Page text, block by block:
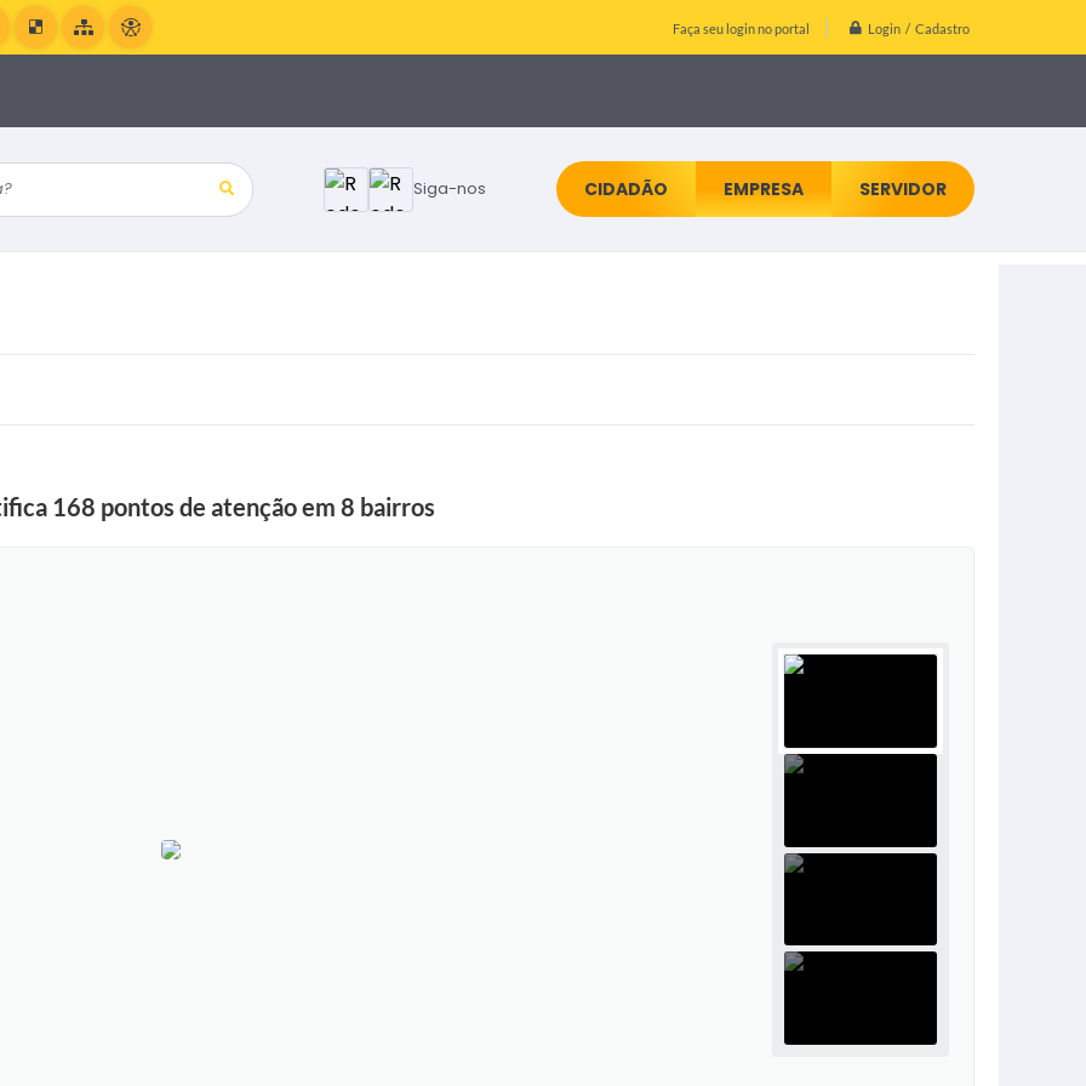
Faça seu login no portal Login / Cadastro
Siga-nos CIDADÃO EMPRESA SERVIDOR
168 pontos de atenção em 8 bairros